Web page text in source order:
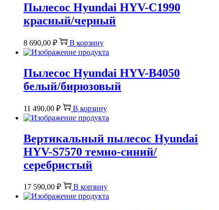
Пылесос Hyundai HYV-C1990
красный/черный
8 690,00 ₽ В корзину
Пылесос Hyundai HYV-B4050
белый/бирюзовый
11 490,00 ₽ В корзину
Вертикальный пылесос Hyundai
HYV-S7570 темно-синий/
серебристый
17 590,00 ₽ В корзину